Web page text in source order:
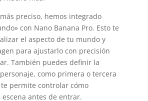
preciso, hemos integrado
con Nano Banana Pro. Esto te
el aspecto de tu mundo y
para ajustarlo con precisión
También puedes definir la
como primera o tercera
permite controlar cómo
antes de entrar.